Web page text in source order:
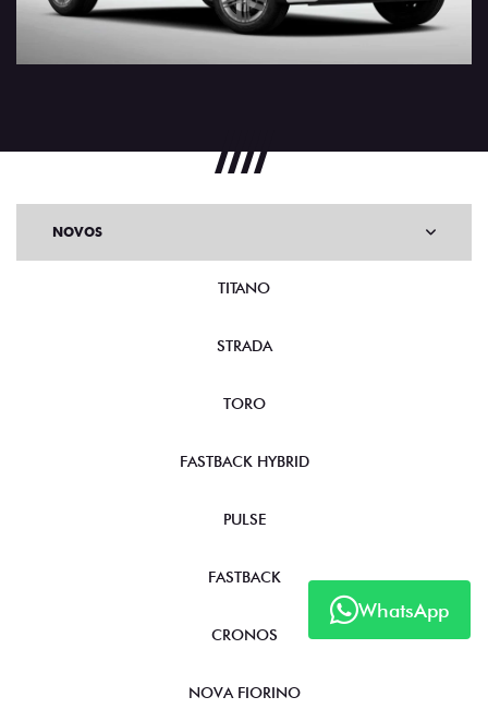
WhatsApp
NOVOS
TITANO
STRADA
TORO
FASTBACK HYBRID
PULSE
FASTBACK
CRONOS
NOVA FIORINO